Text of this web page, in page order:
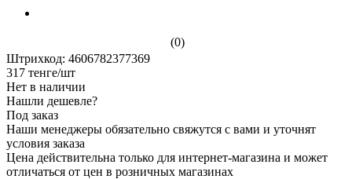
(0)
Штрихкод: 4606782377369
317 тенге/шт
Нет в наличии
Нашли дешевле?
Под заказ
Наши менеджеры обязательно свяжутся с вами и уточнят
условия заказа
Цена действительна только для интернет-магазина и может
отличаться от цен в розничных магазинах